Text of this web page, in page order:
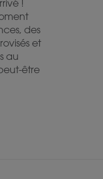
!
des
et
au
être